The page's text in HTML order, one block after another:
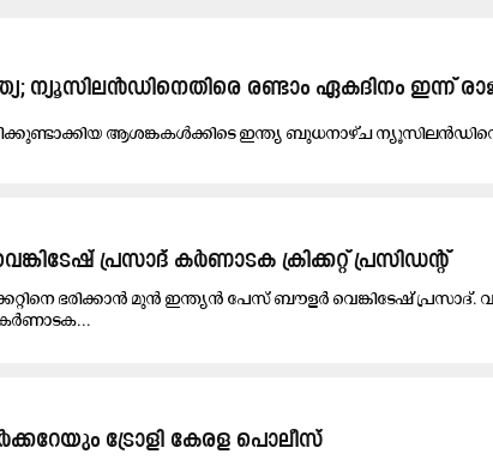
​ന്യൂ​സി​ല​ൻ​ഡിനെതിരെ ര​ണ്ടാം ഏ​ക​ദി​നം ഇ​ന്ന്
ആ​ശ​ങ്ക​ക​ൾ​ക്കി​ടെ ഇ​ന്ത്യ ബു​ധ​നാ​ഴ്ച
പ്രസാദ് കർണാടക ക്രിക്കറ്റ് പ്രസിഡന്റ്
ഭരിക്കാൻ മുൻ ഇന്ത്യൻ പേസ് ബൗളർ വെങ്കിടേഷ് പ്രസാദ്.
ട്രോളി കേരള പൊലീസ്